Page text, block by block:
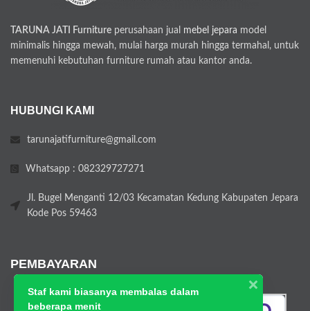
TARUNA JATI Furniture perusahaan jual mebel jepara model
minimalis hingga mewah, mulai harga murah hingga termahal, untuk
memenuhi kebutuhan furniture rumah atau kantor anda.
HUBUNGI KAMI
tarunajatifurniture@gmail.com
Whatsapp : 082329727271
Jl. Bugel Menganti 12/03 Kecamatan Kedung Kabupaten Jepara
Kode Pos 59463
PEMBAYARAN
Staf kami biasanya membalas dalam
beberapa menit